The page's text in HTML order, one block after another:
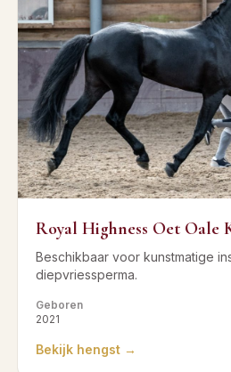
Royal Highness Oet Oale
Beschikbaar voor kunstmatige
diepvriessperma.
Geboren
2021
Bekijk hengst →